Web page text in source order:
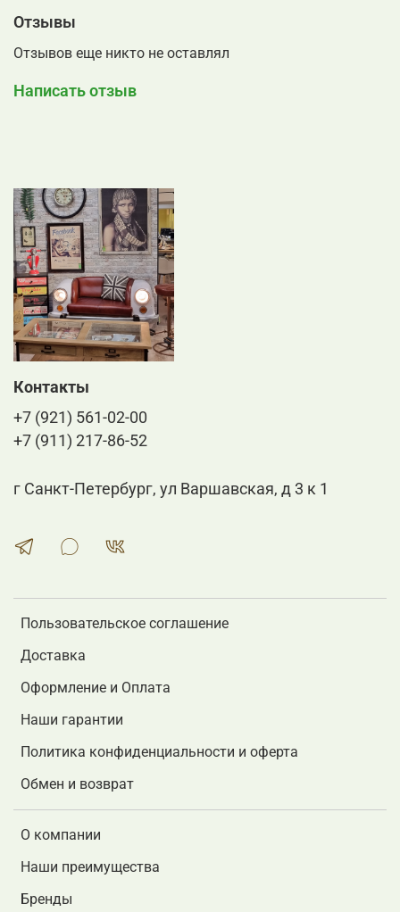
Отзывы
Отзывов еще никто не оставлял
Написать отзыв
Пользовательское соглашение
Доставка
Оформление и Оплата
Наши гарантии
Политика конфиденциальности и оферта
Обмен и возврат
О компании
Наши преимущества
Бренды
Контакты
+7 (921) 561-02-00
+7 (911) 217-86-52
г Санкт-Петербург, ул Варшавская, д 3 к 1